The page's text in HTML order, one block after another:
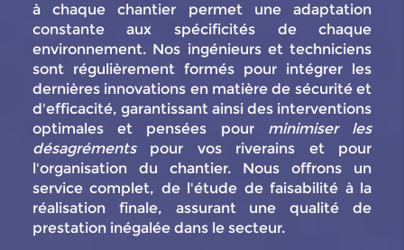
à chaque chantier permet une adaptation
constante aux spécificités de chaque
environnement. Nos ingénieurs et techniciens
sont régulièrement formés pour intégrer les
dernières innovations en matière de sécurité et
d'efficacité, garantissant ainsi des interventions
optimales et pensées pour minimiser les
désagrémentspour vos riverains et pour
l'organisation du chantier. Nous offrons un
service complet, de l'étude de faisabilité à la
réalisation finale, assurant une qualité de
prestation inégalée dans le secteur.